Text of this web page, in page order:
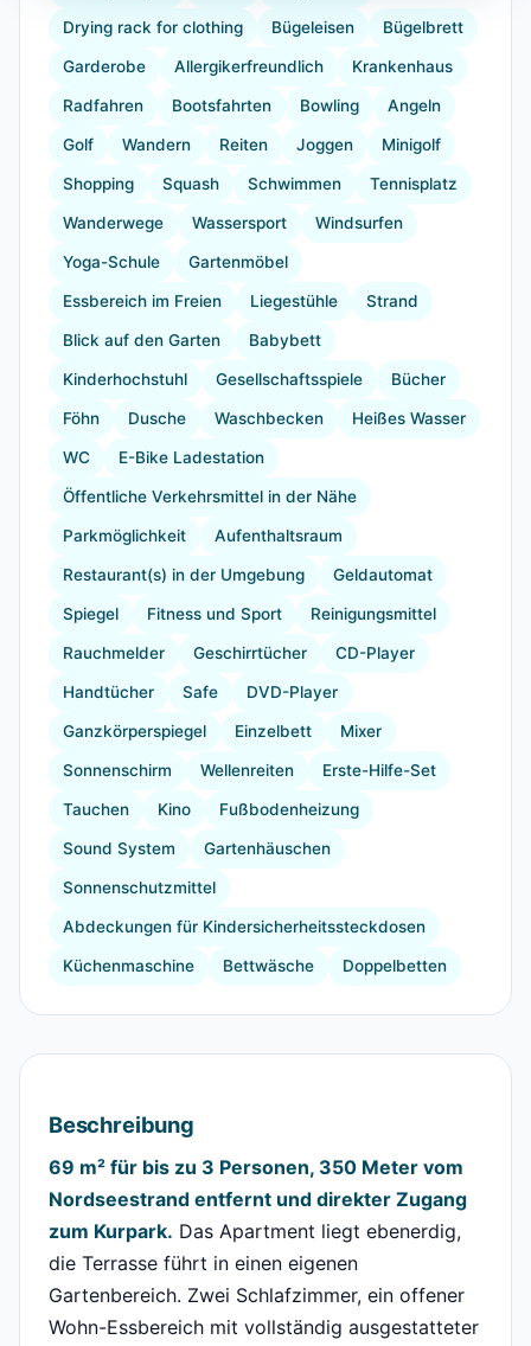
Drying rack for clothing Bügeleisen Bügelbrett
Garderobe Allergikerfreundlich Krankenhaus
Radfahren Bootsfahrten Bowling Angeln
Golf Wandern Reiten Joggen Minigolf
Shopping Squash Schwimmen Tennisplatz
Wanderwege Wassersport Windsurfen
Yoga-Schule Gartenmöbel
Essbereich im Freien Liegestühle Strand
Blick auf den Garten Babybett
Kinderhochstuhl Gesellschaftsspiele Bücher
Föhn Dusche Waschbecken Heißes Wasser
WC E-Bike Ladestation
Öffentliche Verkehrsmittel in der Nähe
Parkmöglichkeit Aufenthaltsraum
Restaurant(s) in der Umgebung Geldautomat
Spiegel Fitness und Sport Reinigungsmittel
Rauchmelder Geschirrtücher CD-Player
Handtücher Safe DVD-Player
Ganzkörperspiegel Einzelbett Mixer
Sonnenschirm Wellenreiten Erste-Hilfe-Set
Tauchen Kino Fußbodenheizung
Sound System Gartenhäuschen
Sonnenschutzmittel
Abdeckungen für Kindersicherheitssteckdosen
Küchenmaschine Bettwäsche Doppelbetten
Beschreibung
69 m² für bis zu 3 Personen, 350 Meter vom
Nordseestrand entfernt und direkter Zugang
zum Kurpark. Das Apartment liegt ebenerdig,
die Terrasse führt in einen eigenen
Gartenbereich. Zwei Schlafzimmer, ein offener
Wohn-Essbereich mit vollständig ausgestatteter